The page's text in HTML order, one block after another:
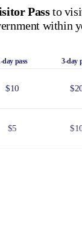
Passto
within
day pass 3-day
$10
$5